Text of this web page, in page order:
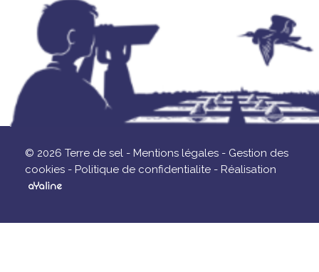
© 2026 Terre de sel - Mentions légales - Gestion des
cookies - Politique de confidentialite - Réalisation